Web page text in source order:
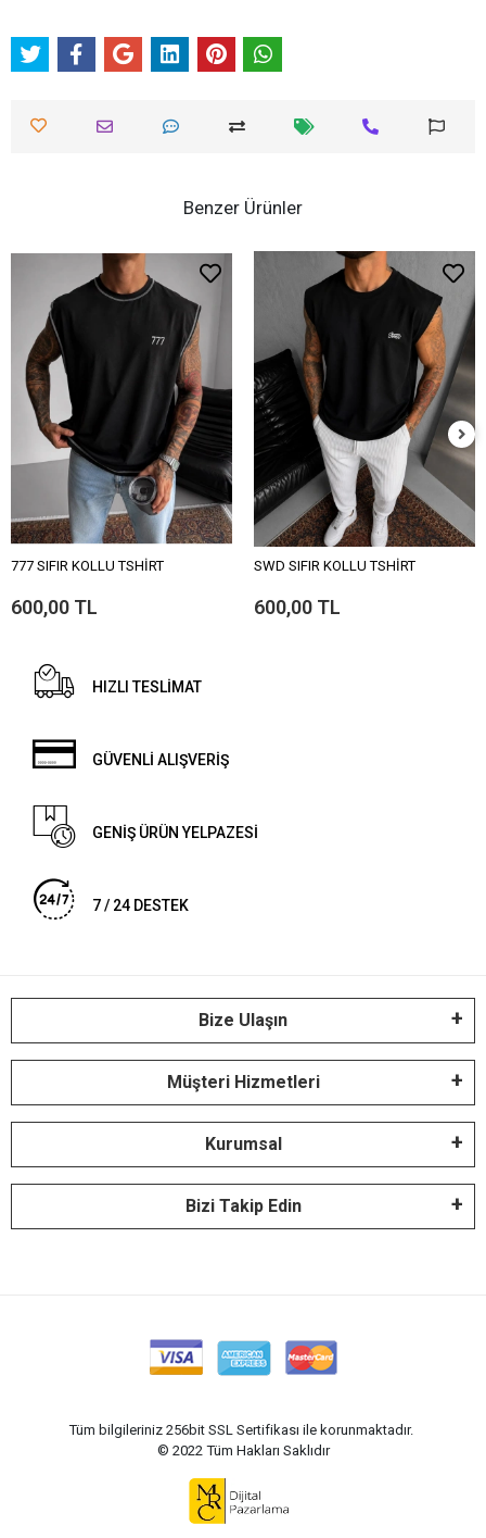
Benzer Ürünler
777 SIFIR KOLLU TSHİRT
600,00 TL
SWD SIFIR KOLLU TSHİRT
600,00 TL
HIZLI TESLİMAT
GÜVENLİ ALIŞVERİŞ
GENİŞ ÜRÜN YELPAZESİ
7 / 24 DESTEK
Bize Ulaşın
Müşteri Hizmetleri
Kurumsal
Bizi Takip Edin
Tüm bilgileriniz 256bit SSL Sertifikası ile korunmaktadır.
© 2022 Tüm Hakları Saklıdır